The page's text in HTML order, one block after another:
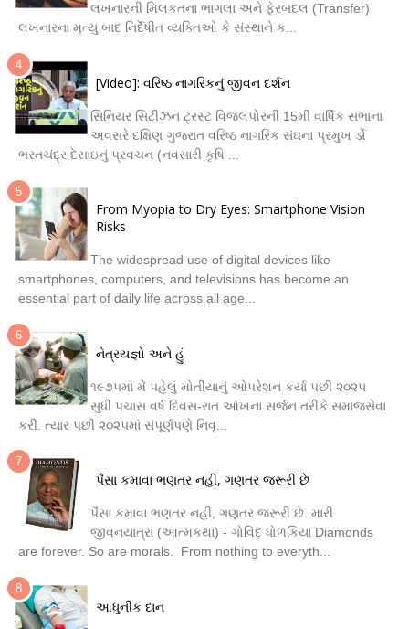
લખનારની મિલકતના ભાગલા અને ફેરબદલ (Transfer)
લખનારના મૃત્યુ બાદ નિર્દેષીત વ્યક્તિઓ કે સંસ્થાને ક...
[Video]: વરિષ્ઠ નાગરિકનું જીવન દર્શન
સિનિયર સિટીઝન ટ્રસ્ટ વિજલપોરની 15મી વાર્ષિક સભાના
અવસરે દક્ષિણ ગુજરાત વરિષ્ઠ નાગરિક સંઘના પ્રમુખ ર્ડો
ભરતચંદ્ર દેસાઇનું પ્રવચન (નવસારી કૃષિ ...
From Myopia to Dry Eyes: Smartphone Vision
Risks
The widespread use of digital devices like
smartphones, computers, and televisions has become an
essential part of daily life across all age...
નેત્રયજ્ઞો અને હું
૧૯૭૫માં મેં પહેલું મોતીયાનું ઓપરેશન કર્યા પછી ૨૦૨૫
સુધી પચાસ વર્ષ દિવસ-રાત આંખના સર્જન તરીકે સમાજસેવા
કરી. ત્યાર પછી ૨૦૨૫માં સંપૂર્ણપણે નિવૃ...
પૈસા કમાવા ભણતર નહી, ગણતર જરૂરી છે
પૈસા કમાવા ભણતર નહી, ગણતર જરૂરી છે. મારી
જીવનયાત્રા (આત્મકથા) - ગોવિંદ ધોળકિયા Diamonds
are forever. So are morals. From nothing to everyth...
આધુનીક દાન